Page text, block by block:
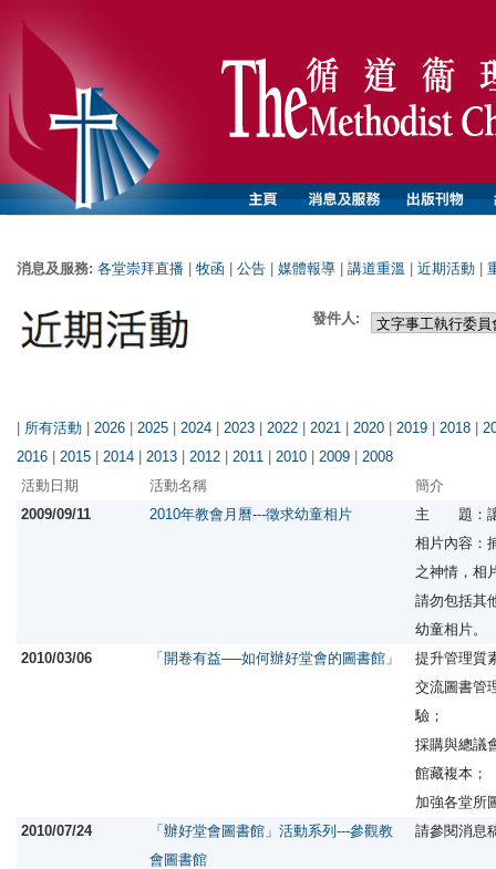
消息及服務: 各堂崇拜直播 牧函 公告 媒體報導 講道重溫 近期活動
發件人:
| 所有活動 | 2026 | 2025 | 2024 | 2023 | 2022 | 2021 | 2020 | 2019 | 2018 |
2016 | 2015 | 2014 | 2013 | 2012 | 2011 | 2010 | 2009 | 2008
活動日期
活動名稱
簡介
2009/09/11
2010年教會月曆---徵求幼童相片
主 題：讓
相片內容：
之神情，相
請勿包括其
幼童相片。
2010/03/06
「開卷有益──如何辦好堂會的圖書館」
提升管理質
交流圖書管
驗；
採購與總議
館藏複本；
加強各堂所
2010/07/24
「辦好堂會圖書館」活動系列---參觀教
會圖書館
請參閱消息